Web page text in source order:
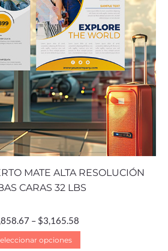
MATE ALTA RESOLUCIÓN
CARAS 32 LBS
– $3,165.58
opciones